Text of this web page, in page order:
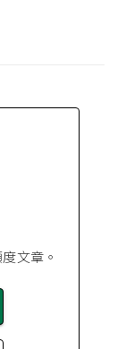
文章。